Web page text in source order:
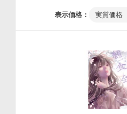
表示価格： 実質価格